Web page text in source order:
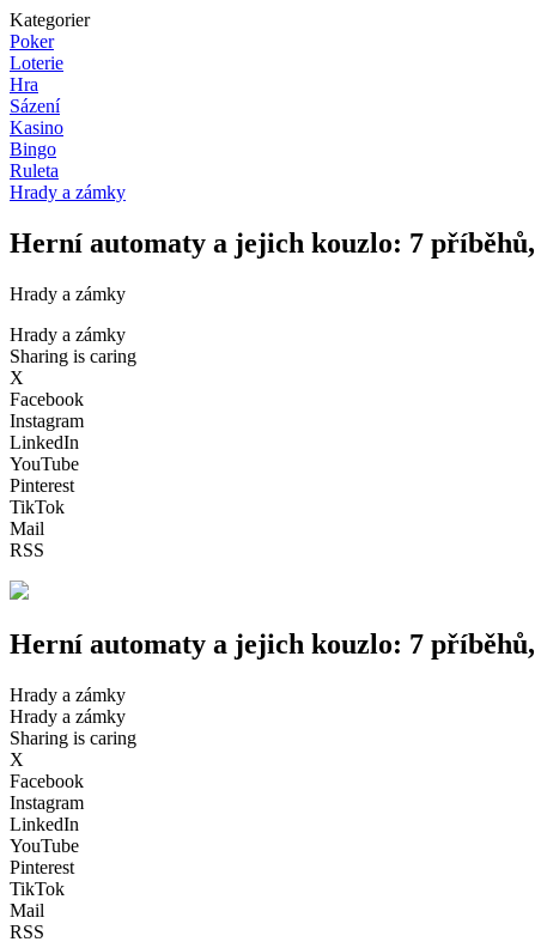
Kategorier
Poker
Loterie
Hra
Sázení
Kasino
Bingo
Ruleta
Hrady a zámky
Herní automaty a jejich kouzlo: 7
Hrady a zámky
Hrady a zámky
Sharing is caring
X
Facebook
Instagram
LinkedIn
YouTube
Pinterest
TikTok
Mail
RSS
Herní automaty a jejich kouzlo: 7
Hrady a zámky
Hrady a zámky
Sharing is caring
X
Facebook
Instagram
LinkedIn
YouTube
Pinterest
TikTok
Mail
RSS